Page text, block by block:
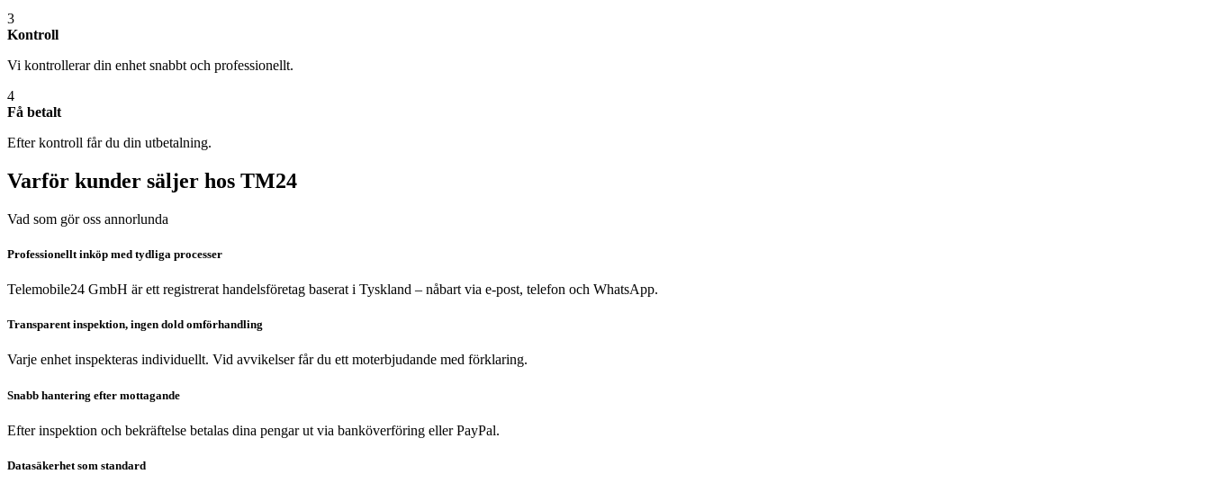
3
Kontroll
Vi kontrollerar din enhet snabbt och professionellt.
4
Få betalt
Efter kontroll får du din utbetalning.
Varför kunder säljer hos TM24
Vad som gör oss annorlunda
Professionellt inköp med tydliga processer
Telemobile24 GmbH är ett registrerat handelsföretag baserat i Tyskland – nåbart via e-post, telefon och WhatsApp.
Transparent inspektion, ingen dold omförhandling
Varje enhet inspekteras individuellt. Vid avvikelser får du ett moterbjudande med förklaring.
Snabb hantering efter mottagande
Efter inspektion och bekräftelse betalas dina pengar ut via banköverföring eller PayPal.
Datasäkerhet som standard